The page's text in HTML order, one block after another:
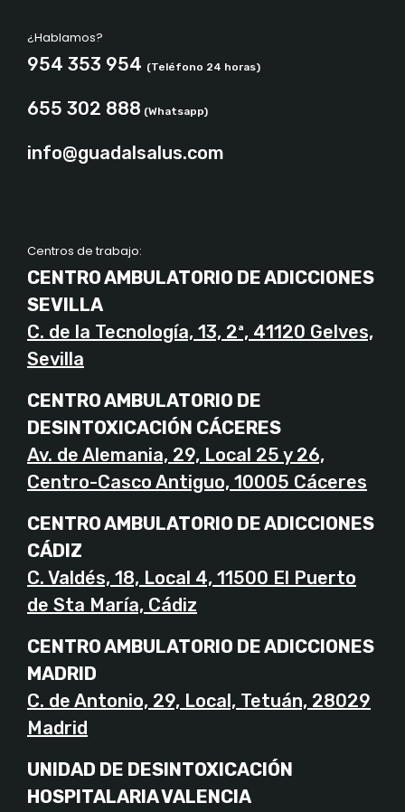
¿Hablamos?
954 353 954 (Teléfono 24 horas)
655 302 888 (Whatsapp)
info@guadalsalus.com
Centros de trabajo:
CENTRO AMBULATORIO DE ADICCIONES
SEVILLA
C. de la Tecnología, 13, 2ª, 41120 Gelves,
Sevilla
CENTRO AMBULATORIO DE
DESINTOXICACIÓN CÁCERES
Av. de Alemania, 29, Local 25 y 26,
Centro-Casco Antiguo, 10005 Cáceres
CENTRO AMBULATORIO DE ADICCIONES
CÁDIZ
C. Valdés, 18, Local 4, 11500 El Puerto
de Sta María, Cádiz
CENTRO AMBULATORIO DE ADICCIONES
MADRID
C. de Antonio, 29, Local, Tetuán, 28029
Madrid
UNIDAD DE DESINTOXICACIÓN
HOSPITALARIA VALENCIA